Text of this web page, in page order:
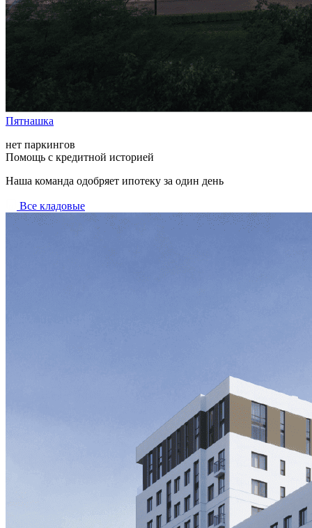
Пятнашка
нет паркингов
Помощь с кредитной историей
Наша команда одобряет ипотеку за один день
Все кладовые